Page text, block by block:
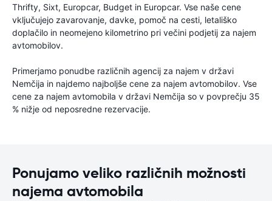
Thrifty, Sixt, Europcar, Budget in Europcar. Vse naše cene
vključujejo zavarovanje, davke, pomoč na cesti, letališko
doplačilo in neomejeno kilometrino pri večini podjetij za najem
avtomobilov.
Primerjamo ponudbe različnih agencij za najem v državi
Nemčija in najdemo najboljše cene za najem avtomobilov. Vse
cene za najem avtomobila v državi Nemčija so v povprečju 35
% nižje od neposredne rezervacije.
Ponujamo veliko različnih možnosti
najema avtomobila